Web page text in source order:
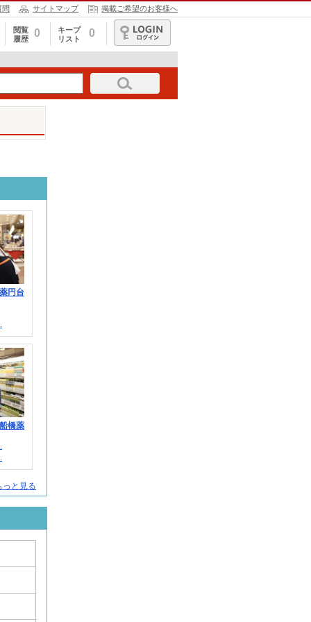
問 サイトマップ 掲載ご希望のお客様へ
閲覧
履歴
0
キープ
リスト
0
ログイン
円台
橋薬
と見る